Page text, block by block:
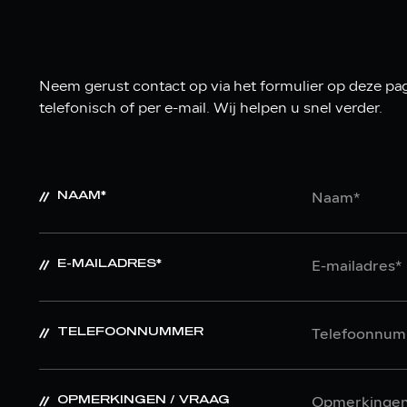
Neem gerust contact op via het formulier op deze
telefonisch of per e-mail. Wij helpen u snel verder.
NAAM*
E-MAILADRES*
TELEFOONNUMMER
OPMERKINGEN / VRAAG